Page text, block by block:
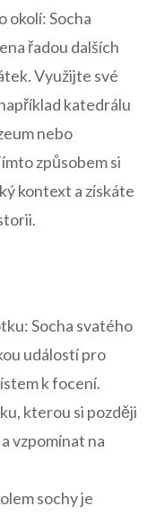
okolí: Socha
⁤řadou⁣ dalších
Využijte své
katedrálu
nebo
způsobem ⁢si‍
kontext a získáte
Socha ⁤svatého
‍událostí⁤ pro
k focení.
kterou ⁣si ⁢později
vzpomínat ‍na
sochy je